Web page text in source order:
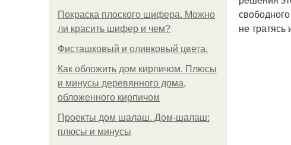
Покраска плоского шифера. Можно
ли красить шифер и чем?
Фисташковый и оливковый цвета.
Как обложить дом кирпичом. Плюсы
и минусы деревянного дома,
обложенного кирпичом
Проекты дом шалаш. Дом-шалаш:
плюсы и минусы
не тратясь